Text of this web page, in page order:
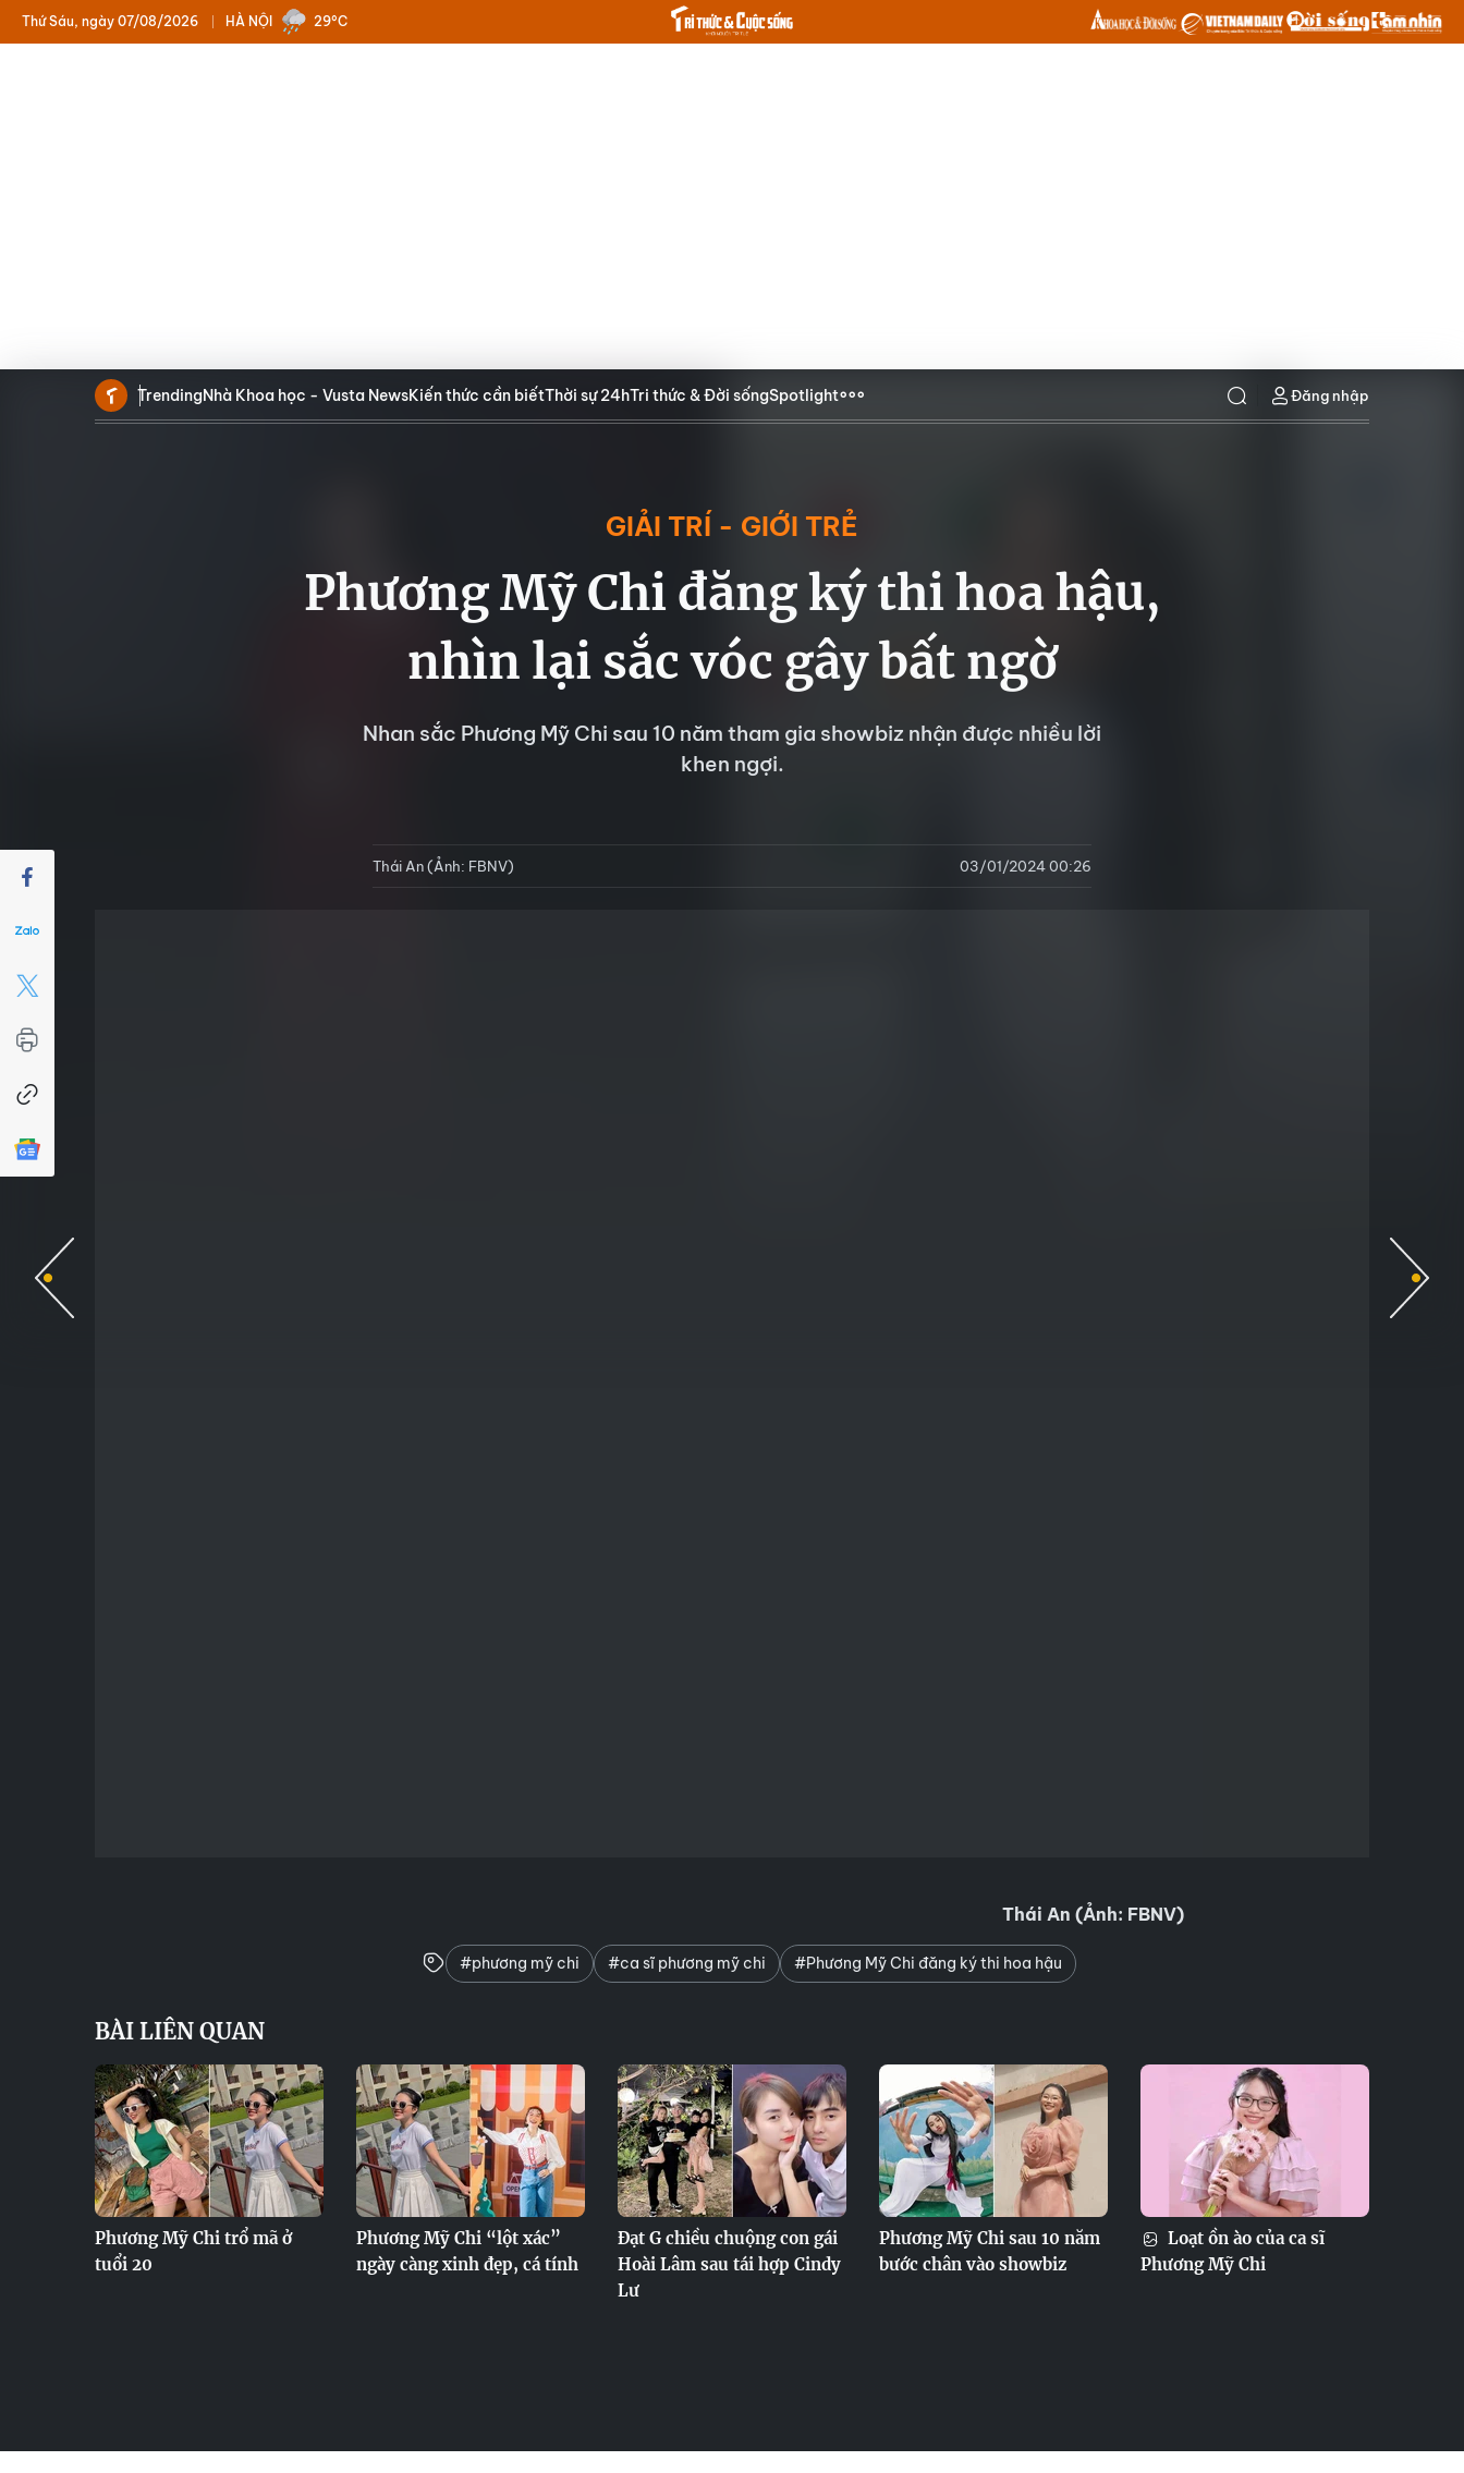
HÀ NỘI
Thứ Sáu, ngày 07/08/2026 29°C
TrendingNhà Khoa học - Vusta NewsKiến thức cần biếtThời sự 24hTri thức & Đời sốngSpotlight Đăng nhập
GIẢI TRÍ - GIỚI TRẺ
Phương Mỹ Chi đăng ký thi hoa hậu,
nhìn lại sắc vóc gây bất ngờ
Nhan sắc Phương Mỹ Chi sau 10 năm tham gia showbiz nhận được nhiều lời
khen ngợi.
Thái An (Ảnh: FBNV) 03/01/2024 00:26
Thái An (Ảnh: FBNV)
#phương mỹ chi #ca sĩ phương mỹ chi #Phương Mỹ Chi đăng ký thi hoa hậu
BÀI LIÊN QUAN
Phương Mỹ Chi trổ mã ở
tuổi 20
Phương Mỹ Chi “lột xác”
ngày càng xinh đẹp, cá tính
Đạt G chiều chuộng con gái
Hoài Lâm sau tái hợp Cindy
Lư
Phương Mỹ Chi sau 10 năm
bước chân vào showbiz
Loạt ồn ào của ca sĩ
Phương Mỹ Chi